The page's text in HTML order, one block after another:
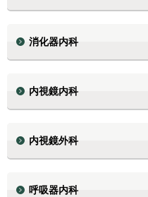
消化器内科
内視鏡内科
内視鏡外科
呼吸器内科